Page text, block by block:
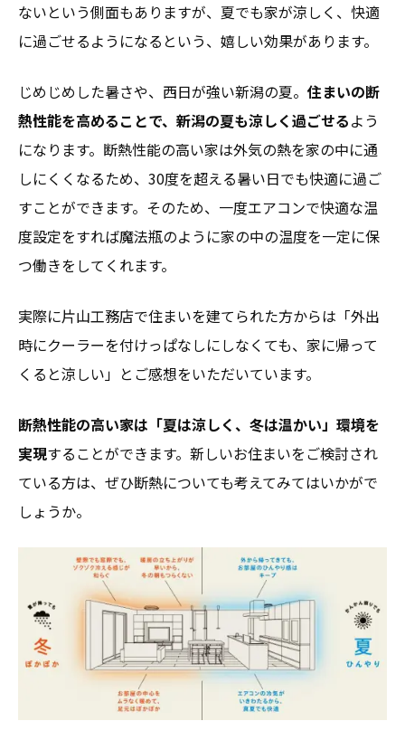
ないという側面もありますが、夏でも家が涼しく、快適
に過ごせるようになるという、嬉しい効果があります。
じめじめした暑さや、西日が強い新潟の夏。 住まいの断
熱性能を高めることで、新潟の夏も涼しく過ごせるよう
になります。断熱性能の高い家は外気の熱を家の中に通
しにくくなるため、30度を超える暑い日でも快適に過ご
すことができます。そのため、一度エアコンで快適な温
度設定をすれば魔法瓶のように家の中の温度を一定に保
つ働きをしてくれます。
実際に片山工務店で住まいを建てられた方からは「外出
時にクーラーを付けっぱなしにしなくても、家に帰って
くると涼しい」とご感想をいただいています。
断熱性能の高い家は「夏は涼しく、冬は温かい」環境を
実現することができます。新しいお住まいをご検討され
ている方は、ぜひ断熱についても考えてみてはいかがで
しょうか。